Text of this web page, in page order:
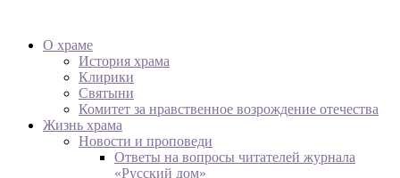
О храме
История храма
Клирики
Святыни
Комитет за нравственное возрождение отечества
Жизнь храма
Новости и проповеди
Ответы на вопросы читателей журнала
«Русский дом»